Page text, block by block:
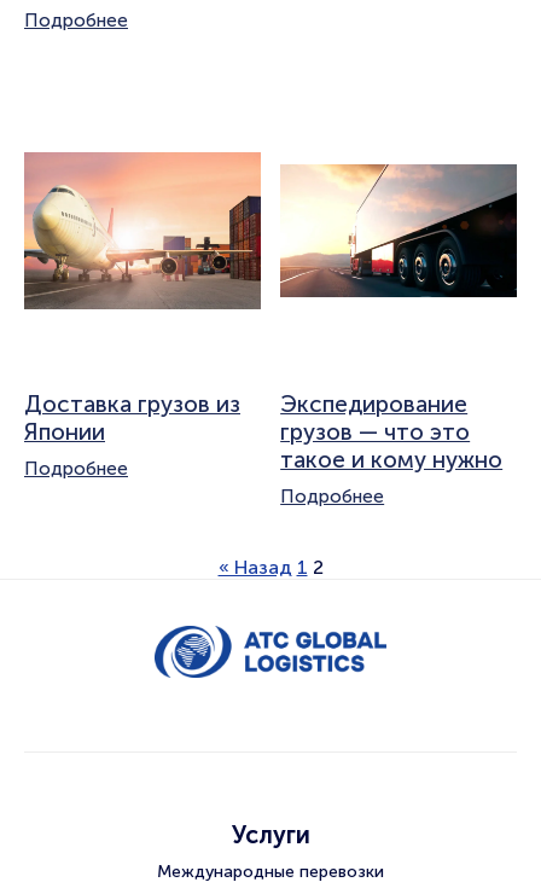
Подробнее
Доставка грузов из
Японии
Подробнее
Экспедирование
грузов — что это
такое и кому нужно
Подробнее
« Назад 1 2
Услуги
Международные перевозки